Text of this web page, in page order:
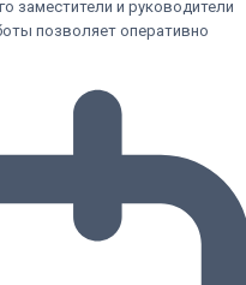
заместители и руководители
позволяет оперативно